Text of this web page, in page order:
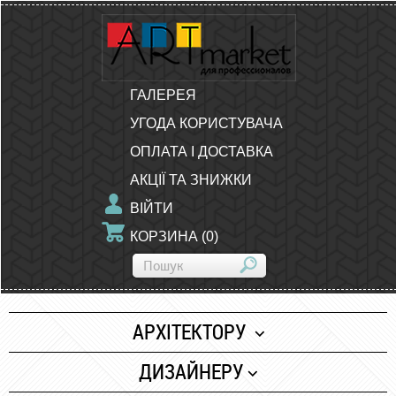
ГАЛЕРЕЯ
УГОДА КОРИСТУВАЧА
ОПЛАТА І ДОСТАВКА
АКЦІЇ ТА ЗНИЖКИ
ВІЙТИ
КОРЗИНА (0)
АРХІТЕКТОРУ
Папір
ДИЗАЙНЕРУ